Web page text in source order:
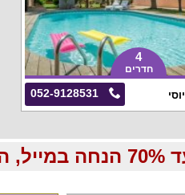
4
חדרים
052-9128531